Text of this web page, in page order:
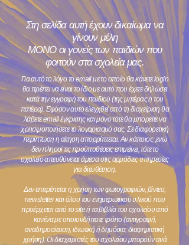
Στη σελίδα αυτή έχουν δικαίωμα να
γίνουν μέλη
ΜΟΝΟ οι γονείς των παιδιών που
φοιτούν στα σχολεία μας.
Για αυτό το λόγο το email με το οποίο θα κάνετε login
θα πρέπει να είναι το ίδιο με αυτό που έχετε δηλώσει
κατά την εγγραφή του παιδιού (της μητέρας ή του
πατέρα). Εφόσον αυτό ελεγχθεί από τη διαχείριση θα
λάβετε email έγκρισης και μόνο τότε θα μπορείτε να
χρησιμοποιήσετε το λογαριασμό σας. Σε διαφορετική
περίπτωση η αίτηση απορρίπτεται. Αν κάποιος,ενώ
δεν πληροί τις προϋποθέσεις επιμείνει, τότε το
σχολείο απευθύνεται άμεσα στις αρμόδιες υπηρεσίες
για διευθέτηση.
Δεν επιτρέπεται η χρήση των φωτογραφιών, βίντεο,
newsletter και όλου του ενημερωτικού υλικού που
πρoέρχεται από το site ή τα βιβλία του σχολείου από
κανένα με οποιονδήποτε τρόπο (αντιγραφή,
αναδημοσίευση, ιδιωτική ή δημόσια, διαφημιστική
χρήση).Οι διαχειριστές του σχολείου μπορούν ανά